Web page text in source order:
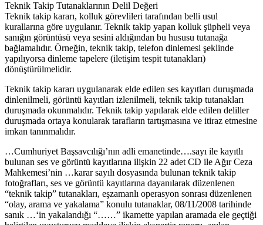
Teknik Takip Tutanaklarının Delil Değeri
Teknik takip kararı, kolluk görevlileri tarafından belli usul
kurallarına göre uygulanır. Teknik takip yapan kolluk şüpheli veya
sanığın görüntüsü veya sesini aldığından bu hususu tutanağa
bağlamalıdır. Örneğin, teknik takip, telefon dinlemesi şeklinde
yapılıyorsa dinleme tapelere (iletişim tespit tutanakları)
dönüştürülmelidir.
Teknik takip kararı uygulanarak elde edilen ses kayıtları duruşmada
dinlenilmeli, görüntü kayıtları izlenilmeli, teknik takip tutanakları
duruşmada okunmalıdır. Teknik takip yapılarak elde edilen deliller
duruşmada ortaya konularak tarafların tartışmasına ve itiraz etmesine
imkan tanınmalıdır.
…Cumhuriyet Başsavcılığı’nın adli emanetinde….sayı ile kayıtlı
bulunan ses ve görüntü kayıtlarına ilişkin 22 adet CD ile Ağır Ceza
Mahkemesi’nin …karar sayılı dosyasında bulunan teknik takip
fotoğrafları, ses ve görüntü kayıtlarına dayanılarak düzenlenen
“teknik takip” tutanakları, eşzamanlı operasyon sonrası düzenlenen
“olay, arama ve yakalama” konulu tutanaklar, 08/11/2008 tarihinde
sanık …‘in yakalandığı “……” ikamette yapılan aramada ele geçtiği